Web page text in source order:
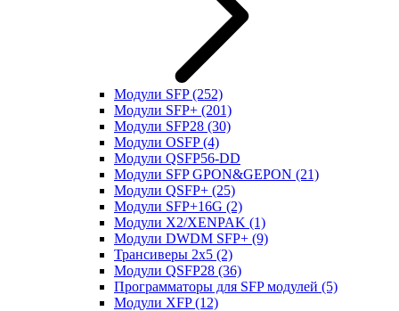
Модули SFP(252)
Модули SFP+ (201)
Модули SFP28 (30)
Модули OSFP(4)
Модули QSFP56-DD
Модули SFP GPON&GEPON (21)
Модули QSFP+ (25)
Модули SFP+16G (2)
Модули X2/XENPAK (1)
Модули DWDM SFP+ (9)
Трансиверы 2x5 (2)
Модули QSFP28 (36)
Программаторы для SFP модулей (5)
Модули XFP(12)